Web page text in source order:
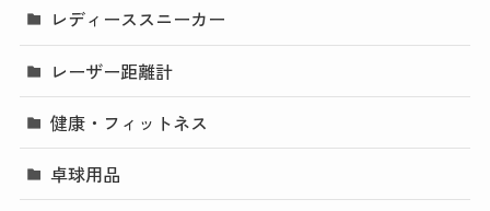
レディーススニーカー
レーザー距離計
健康・フィットネス
卓球用品